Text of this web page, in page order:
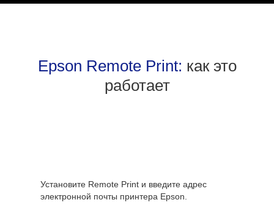
Epson Remote Print: как это
работает
Установите Remote Print и введите адрес
электронной почты принтера Epson.